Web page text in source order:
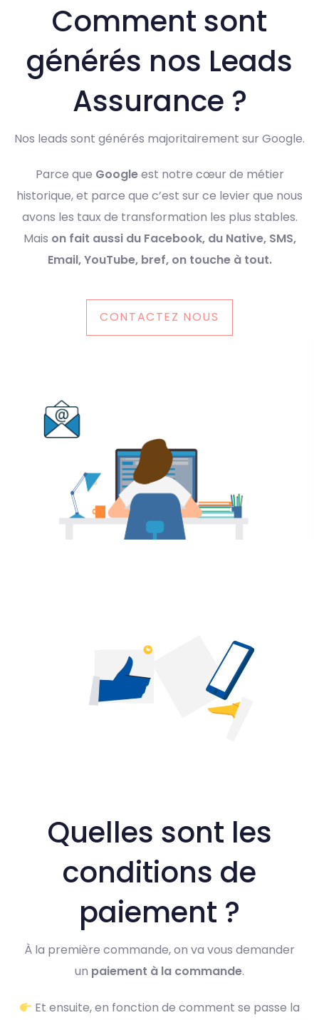
Comment sont
générés nos Leads
Assurance ?
Nos leads sont générés majoritairement sur Google.
Parce que Googleest notre cœur de métier
historique, et parce que c’est sur ce levier que nous
avons les taux de transformation les plus stables.
Mais on fait aussi du Facebook, du Native, SMS,
Email, YouTube, bref, on touche à tout.
CONTACTEZ NOUS
Quelles sont les
conditions de
paiement ?
À la première commande, on va vous demander
un paiement à la commande.
Et ensuite, en fonction de comment se passe la